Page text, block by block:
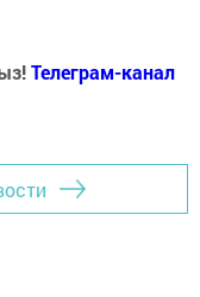
Телеграм-канал